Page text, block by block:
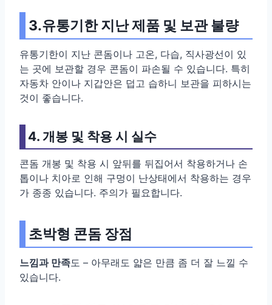
3.유통기한 지난 제품 및 보관 불량
유통기한이 지난 콘돔이나 고온, 다습, 직사광선이 있
는 곳에 보관할 경우 콘돔이 파손될 수 있습니다. 특히
자동차 안이나 지갑안은 덥고 습하니 보관을 피하시는
것이 좋습니다.
4. 개봉 및 착용 시 실수
콘돔 개봉 및 착용 시 앞뒤를 뒤집어서 착용하거나 손
톱이나 치아로 인해 구멍이 난상태에서 착용하는 경우
가 종종 있습니다. 주의가 필요합니다.
초박형 콘돔 장점
느낌과 만족도 – 아무래도 얇은 만큼 좀 더 잘 느낄 수
있습니다.